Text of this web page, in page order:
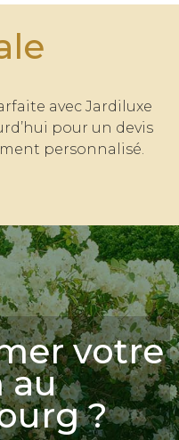
avec Jardiluxe
pour un devis
personnalisé.
votre
au
?